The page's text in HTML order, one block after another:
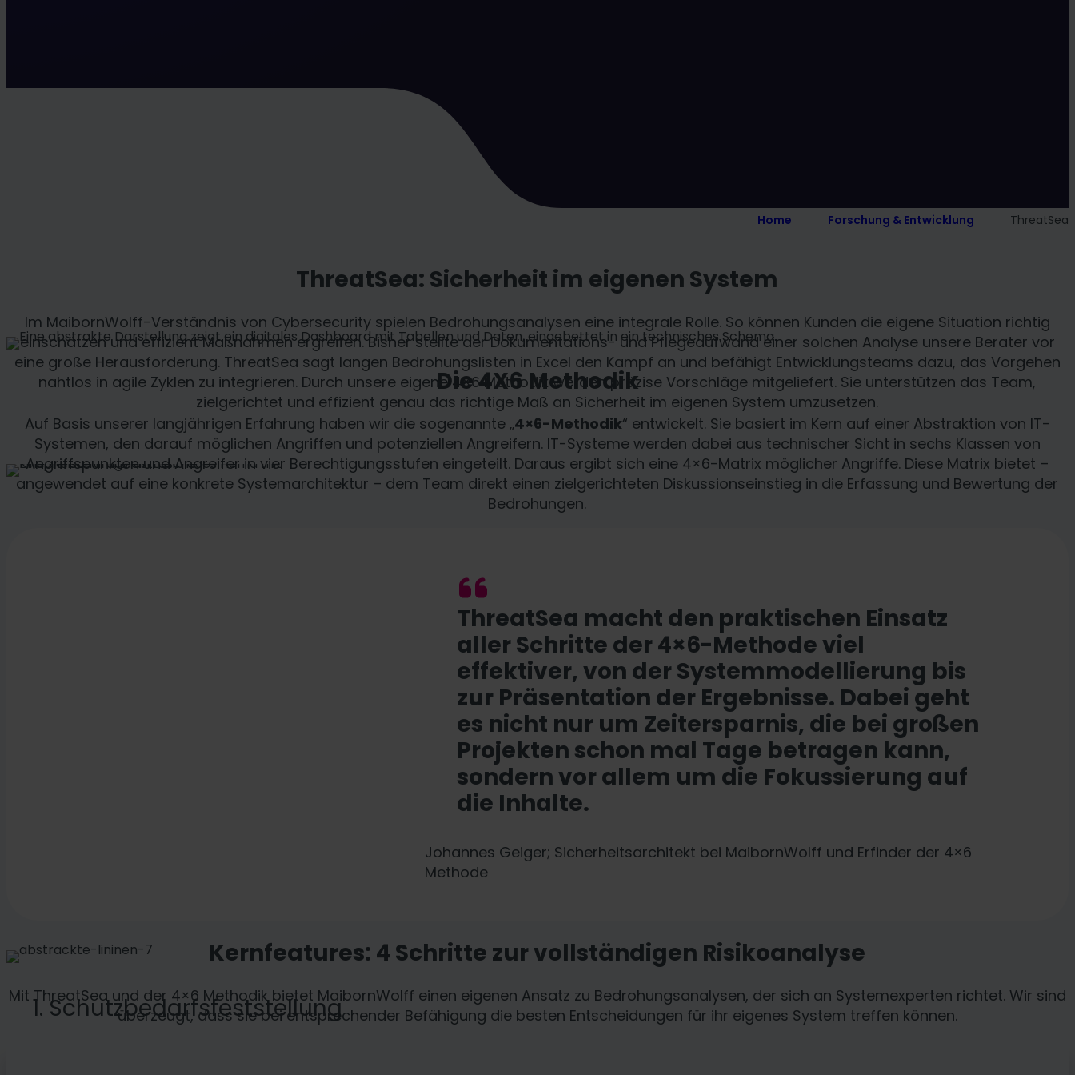
Home Forschung & Entwicklung ThreatSea
ThreatSea: Sicherheit im eigenen System
Im MaibornWolff-Verständnis von Cybersecurity spielen Bedrohungsanalysen eine integrale Rolle. So können Kunden die eigene Situation richtig
einschätzen und effizient Maßnahmen ergreifen. Bisher stellte der Dokumentations- und Pflegeaufwand einer solchen Analyse unsere Berater vor
eine große Herausforderung. ThreatSea sagt langen Bedrohungslisten in Excel den Kampf an und befähigt Entwicklungsteams dazu, das Vorgehen
nahtlos in agile Zyklen zu integrieren. Durch unsere eigene 4×6 Methodik werden präzise Vorschläge mitgeliefert. Sie unterstützen das Team,
zielgerichtet und effizient genau das richtige Maß an Sicherheit im eigenen System umzusetzen.
Die 4X6 Methodik
Auf Basis unserer langjährigen Erfahrung haben wir die sogenannte „4×6-Methodik“ entwickelt. Sie basiert im Kern auf einer Abstraktion von IT-
Systemen, den darauf möglichen Angriffen und potenziellen Angreifern. IT-Systeme werden dabei aus technischer Sicht in sechs Klassen von
Angriffspunkten und Angreifer in vier Berechtigungsstufen eingeteilt. Daraus ergibt sich eine 4×6-Matrix möglicher Angriffe. Diese Matrix bietet –
angewendet auf eine konkrete Systemarchitektur – dem Team direkt einen zielgerichteten Diskussionseinstieg in die Erfassung und Bewertung der
Bedrohungen.
ThreatSea macht den praktischen Einsatz
aller Schritte der 4×6-Methode viel
effektiver, von der Systemmodellierung bis
zur Präsentation der Ergebnisse. Dabei geht
es nicht nur um Zeitersparnis, die bei großen
Projekten schon mal Tage betragen kann,
sondern vor allem um die Fokussierung auf
die Inhalte.
Johannes Geiger; Sicherheitsarchitekt bei MaibornWolff und Erfinder der 4×6
Methode
Kernfeatures: 4 Schritte zur vollständigen Risikoanalyse
Mit ThreatSea und der 4×6 Methodik bietet MaibornWolff einen eigenen Ansatz zu Bedrohungsanalysen, der sich an Systemexperten richtet. Wir sind
überzeugt, dass sie bei entsprechender Befähigung die besten Entscheidungen für ihr eigenes System treffen können.
1. Schutzbedarfsfeststellung